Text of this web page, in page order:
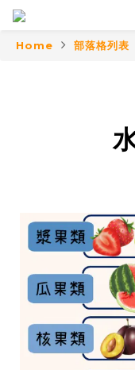
Home 部落格列表